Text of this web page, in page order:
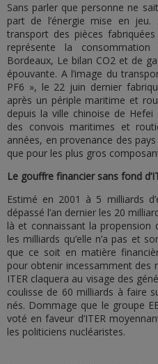
Sans parler que personne ne
part de l’énergie mise en
transport des pièces
représente la consommation
Bordeaux, Le bilan CO2 et de
épouvante. A l’image du
PF6 », le 22 juin dernier
après un périple maritime et
depuis la ville chinoise de Hefei
des convois maritimes et
années, en provenance des
que pour les plus gros
Le gouffre financier sans fond
Estimé en 2001 à 5 milliards
dépassé l’an dernier les 20
là et connaissant la propension
les milliards qu’elle n’a pas et
que ce soit en matière
pour obtenir incessamment des
ITER claquera au visage des
coulisse de 60 milliards à faire
nés. Dommage que le groupe
voté en faveur d’ITER
les politiciens nucléaristes.